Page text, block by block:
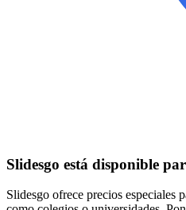
Slidesgo está disponible
Slidesgo ofrece precios especiales